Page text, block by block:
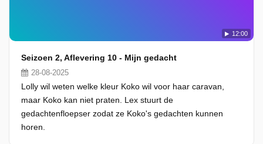
12:00
Seizoen 2, Aflevering 10 - Mijn gedacht
28-08-2025
Lolly wil weten welke kleur Koko wil voor haar caravan,
maar Koko kan niet praten. Lex stuurt de
gedachtenfloepser zodat ze Koko's gedachten kunnen
horen.